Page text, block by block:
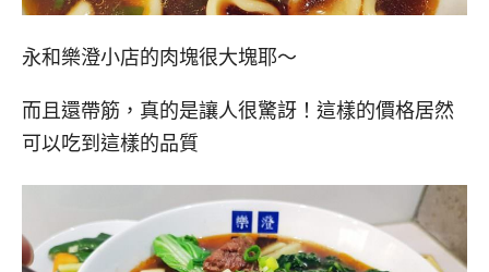
永和樂澄小店的肉塊很大塊耶～
而且還帶筋，真的是讓人很驚訝！這樣的價格居然
可以吃到這樣的品質